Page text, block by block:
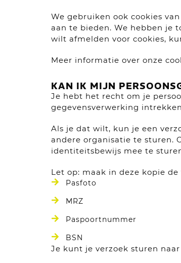
We gebruiken ook cookies
aan te bieden. We hebben je
wilt afmelden voor cookies,
Meer informatie over onze
KAN IK MIJN
Je hebt het recht om je
gegevensverwerking
Als je dat wilt, kun je een
andere organisatie te sturen.
identiteitsbewijs mee te
Let op: maak in deze kopie
Pasfoto
MRZ
Paspoortnummer
BSN
Je kunt je verzoek sturen